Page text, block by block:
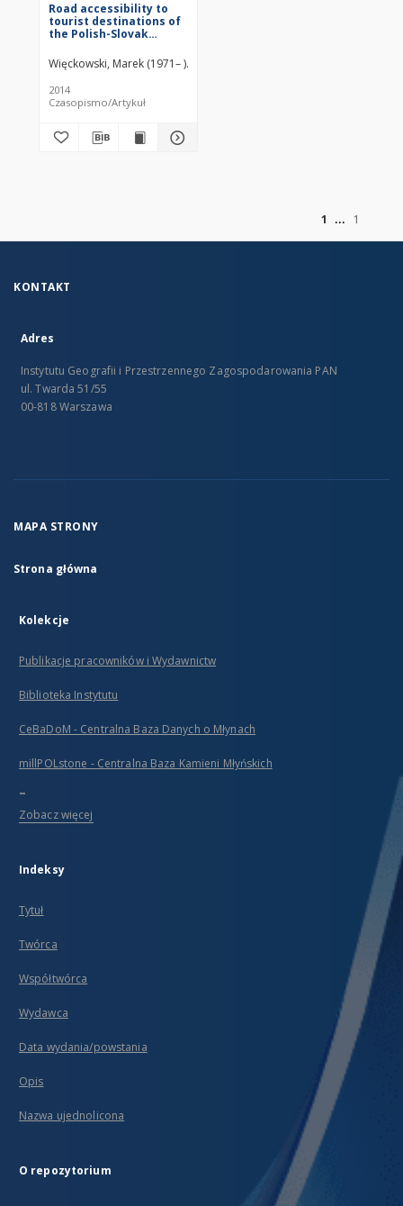
Road accessibility to
tourist destinations of
the Polish-Slovak
prediction and planning
Więckowski, Marek (1971– )
2014
Czasopismo/Artykuł
1
1
KONTAKT
Adres
Instytutu Geografii i Przestrzennego Zagospodarowania PAN
ul. Twarda 51/55
00-818 Warszawa
MAPA STRONY
Strona główna
Kolekcje
Publikacje pracowników i Wydawnictw
Biblioteka Instytutu
CeBaDoM - Centralna Baza Danych o Młynach
millPOLstone - Centralna Baza Kamieni Młyńskich
...
Zobacz więcej
Indeksy
Tytuł
Twórca
Współtwórca
Wydawca
Data wydania/powstania
Opis
Nazwa ujednolicona
O repozytorium